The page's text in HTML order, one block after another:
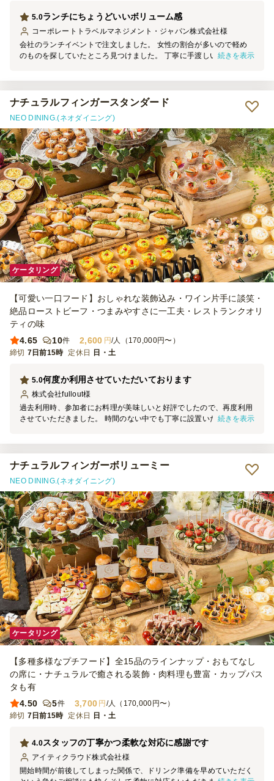
ランチにちょうどいいボリューム感
5.0
コーポレートトラベルマネジメント・ジャパン株式会社様
会社のランチイベントで注文しました。 女性の割合が多いので軽め
のものを探していたところ見つけました。 丁寧に手渡しいただき、
と調理がよかったです。 ランチであればこれで十分ですが、もし夜
食べるのであればオプションを追加してもいいと思います。 いつも
は、オードブル形式で、各自、手でつまんでいただくものが多かった
のですが、ランチでその後 自席で食べる者もいてボックス形式は良
かったです。 リピートすると思いますが、ボックスのバリエーショ
ンや季節ごとに変わったりしたらいいですね。
続きを表示
ナチュラルフィンガースタンダード
NEO DINING.(ネオダイニング)
ケータリング
【可愛い一口フード】おしゃれな装飾込み・ワイン片手に談笑・
絶品ローストビーフ・つまみやすさに一工夫・レストランクオリ
ティの味
4.65
10件 2,600 円/人（170,000円〜）
締切 7日前15時 定休日 日・土
何度か利用させていただいております
5.0
株式会社fullout様
過去利用時、参加者にお料理が美味しいと好評でしたので、再度利用
させていただきました。 時間のない中でも丁寧に設置いただき、片
続きを表示
ナチュラルフィンガーボリューミー
NEO DINING.(ネオダイニング)
ケータリング
【多種多様なプチフード】全15品のラインナップ・おもてなし
の席に・ナチュラルで癒される装飾・肉料理も豊富・カップパス
タも有
4.50
5件 3,700 円 /人（170,000円〜）
締切 7日前15時 定休日 日・土
スタッフの丁寧かつ柔軟な対応に感謝です
4.0
アイティクラウド株式会社様
開始時間が前後してしまった関係で、ドリンク準備を早めていただく